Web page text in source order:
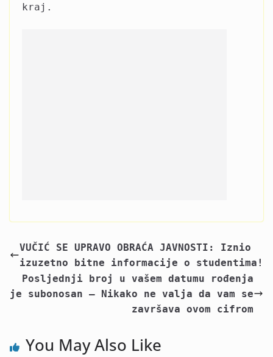
kraj.
VUČIĆ SE UPRAVO OBRAĆA JAVNOSTI: Iznio
izuzetno bitne informacije o studentima!
Posljednji broj u vašem datumu rođenja
je subonosan – Nikako ne valja da vam se
završava ovom cifrom
You May Also Like